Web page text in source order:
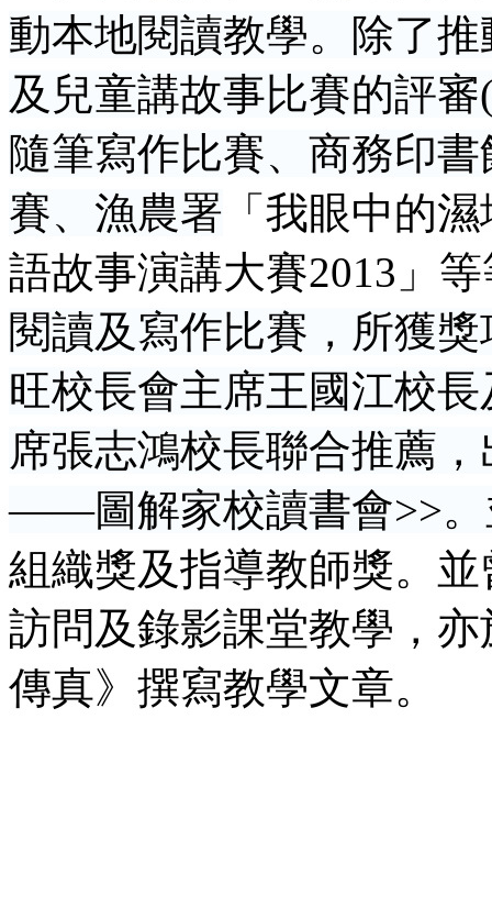
動本地閱讀教學。除了
及兒童講故事比賽的評審
隨筆寫作比賽、商務印
賽、漁農署 「我眼中的
語故事演講大賽2013 」
閱讀及寫作比賽，所獲
旺校長會主席王國江校
席張志鴻校長聯合推薦
——圖解家校讀書會>>
組織獎及指導教師獎。
訪問及錄影課堂教學，
傳真》撰寫教學文章。